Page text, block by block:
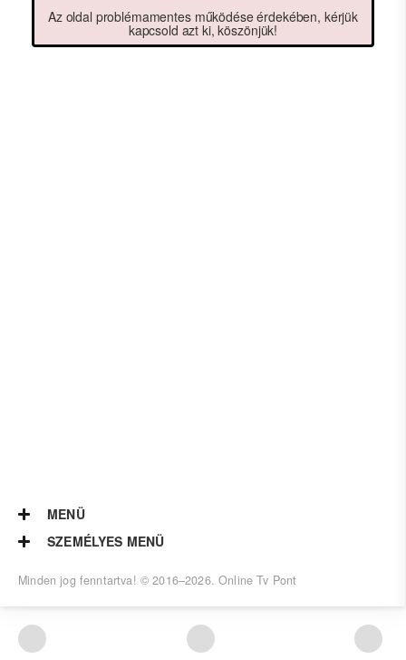
Az oldal problémamentes működése érdekében, kérjük
kapcsold azt ki, köszönjük!
MENÜ
SZEMÉLYES MENÜ
Minden jog fenntartva! © 2016–2026.Online Tv Pont